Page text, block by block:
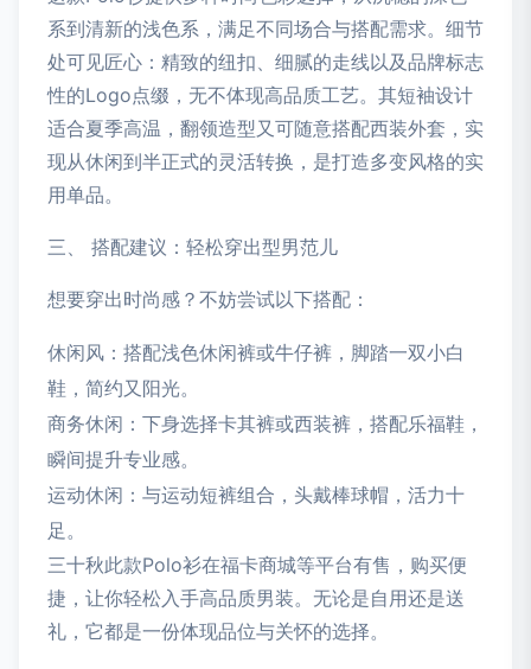
系到清新的浅色系，满足不同场合与搭配需求。细节
处可见匠心：精致的纽扣、细腻的走线以及品牌标志
性的Logo点缀，无不体现高品质工艺。其短袖设计
适合夏季高温，翻领造型又可随意搭配西装外套，实
现从休闲到半正式的灵活转换，是打造多变风格的实
用单品。
三、 搭配建议：轻松穿出型男范儿
想要穿出时尚感？不妨尝试以下搭配：
休闲风：搭配浅色休闲裤或牛仔裤，脚踏一双小白
鞋，简约又阳光。
商务休闲：下身选择卡其裤或西装裤，搭配乐福鞋，
瞬间提升专业感。
运动休闲：与运动短裤组合，头戴棒球帽，活力十
足。
三十秋此款Polo衫在福卡商城等平台有售，购买便
捷，让你轻松入手高品质男装。无论是自用还是送
礼，它都是一份体现品位与关怀的选择。